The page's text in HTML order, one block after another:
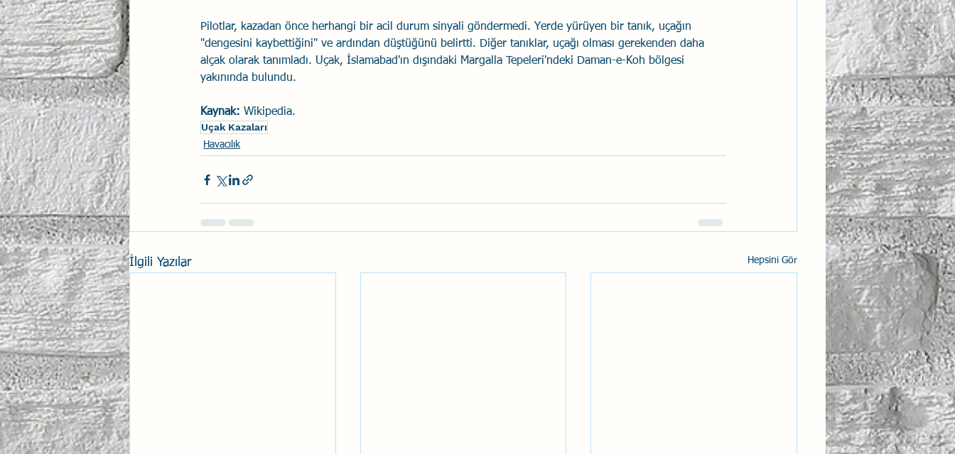
Pilotlar, kazadan önce herhangi bir acil durum sinyali göndermedi. Yerde yürüyen bir tanık, uçağın
"dengesini kaybettiğini" ve ardından düştüğünü belirtti. Diğer tanıklar, uçağı olması gerekenden daha
alçak olarak tanımladı. Uçak, İslamabad'ın dışındaki Margalla Tepeleri'ndeki Daman-e-Koh bölgesi
yakınında bulundu.
Kaynak: Wikipedia.
Uçak Kazaları
Havacılık
İlgili Yazılar Hepsini Gör